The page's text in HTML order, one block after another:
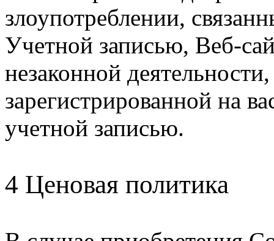
злоупотреблении,
Учетной записью, Веб-
незаконной
зарегистрированной на
учетной записью.
4 Ценовая политика